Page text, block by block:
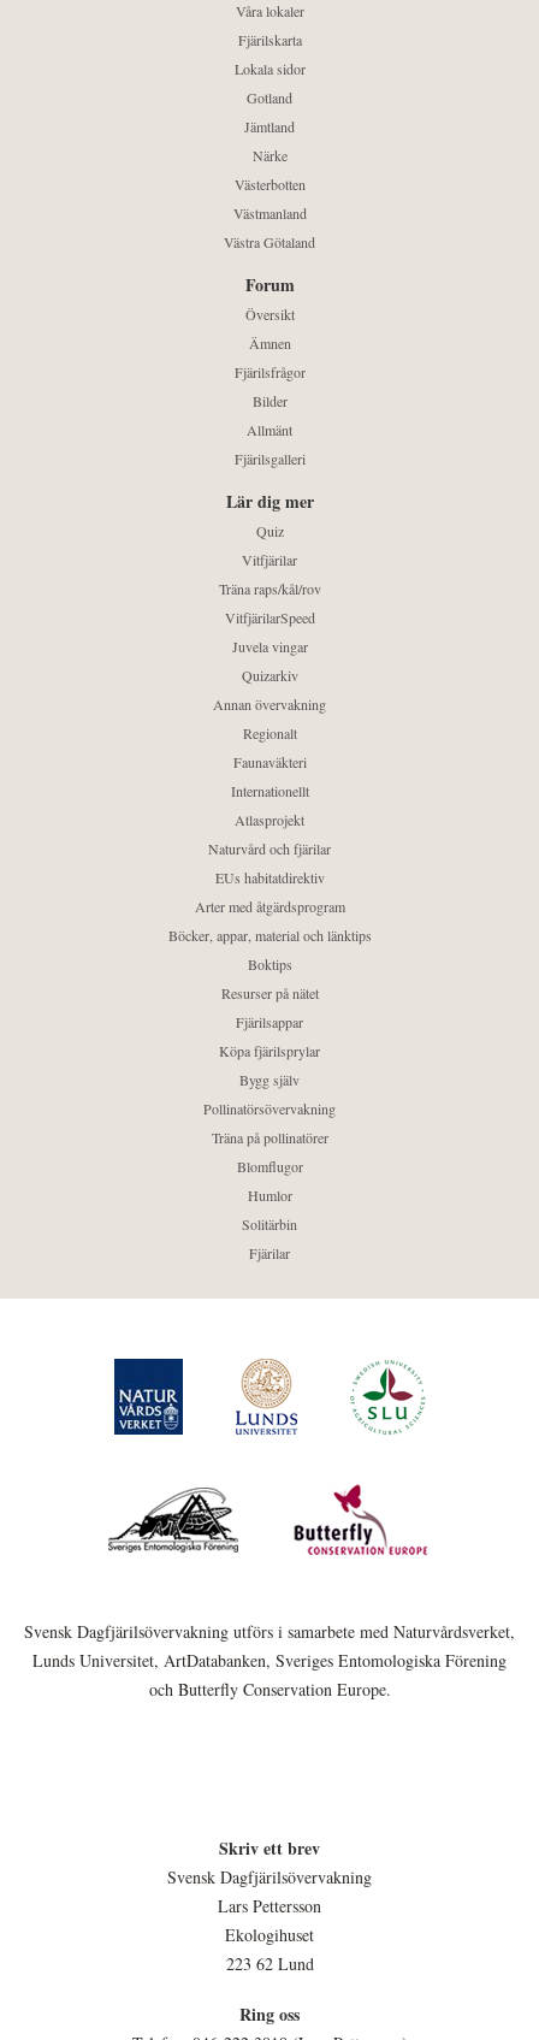
Våra lokaler
Fjärilskarta
Lokala sidor
Gotland
Jämtland
Närke
Västerbotten
Västmanland
Västra Götaland
Forum
Översikt
Ämnen
Fjärilsfrågor
Bilder
Allmänt
Fjärilsgalleri
Lär dig mer
Quiz
Vitfjärilar
Träna raps/kål/rov
VitfjärilarSpeed
Juvela vingar
Quizarkiv
Annan övervakning
Regionalt
Faunaväkteri
Internationellt
Atlasprojekt
Naturvård och fjärilar
EUs habitatdirektiv
Arter med åtgärdsprogram
Böcker, appar, material och länktips
Boktips
Resurser på nätet
Fjärilsappar
Köpa fjärilsprylar
Bygg själv
Pollinatörsövervakning
Träna på pollinatörer
Blomflugor
Humlor
Solitärbin
Fjärilar
Svensk Dagfjärilsövervakning utförs i samarbete med Naturvårdsverket,
Lunds Universitet, ArtDatabanken, Sveriges Entomologiska Förening
och Butterfly Conservation Europe.
Skriv ett brev
Svensk Dagfjärilsövervakning
Lars Pettersson
Ekologihuset
223 62 Lund
Ring oss